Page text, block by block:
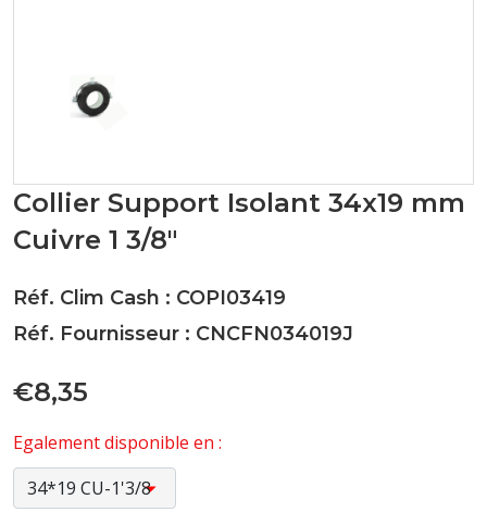
Collier Support Isolant 34x19 mm
Cuivre 1 3/8"
Réf. Clim Cash : COPI03419
Réf. Fournisseur : CNCFN034019J
€8,35
Egalement disponible en :